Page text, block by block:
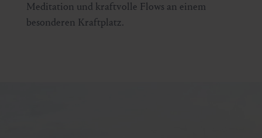
Meditation und kraftvolle Flows an einem
besonderen Kraftplatz.